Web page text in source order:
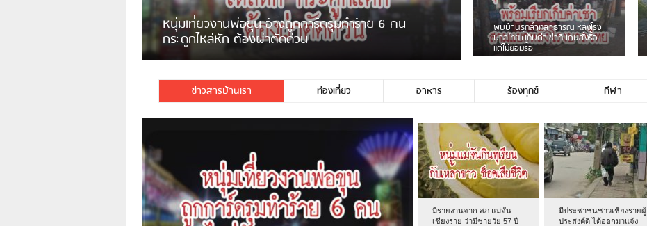
ชาวเน็ตสวดยับ! พบพม่าเร่ขายพวงมาลัยหน้าพ่อขุนฯ
พอไม่ซื้อเดินตาม
มีชาวเน็ตรายหนึ่งซึ่งแจ้งว่าตนเองไม่ใช่ประชาชนชาวเชียงร […]
หนุ่มเจียงฮายจ่ม พบถังน้ำดื่มตก
กลางถนน รถเครื่องหลบไม่ทันล้ม
บาดเจ็บ
ข่าวสารบ้านเรา ท่องเที่ยว อาหาร ร้องทุกข์ กีฬา
มีรายงานจาก สภ.แม่จัน
เชียงราย ว่ามีชายวัย 57 ปี
มีประชาชนชาวเชียงรายผู้
ประสงค์ดี ได้ออกมาแจ้ง